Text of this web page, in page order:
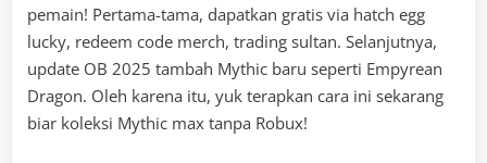
pemain! Pertama-tama, dapatkan gratis via hatch egg
lucky, redeem code merch, trading sultan. Selanjutnya,
update OB 2025 tambah Mythic baru seperti Empyrean
Dragon. Oleh karena itu, yuk terapkan cara ini sekarang
biar koleksi Mythic max tanpa Robux!